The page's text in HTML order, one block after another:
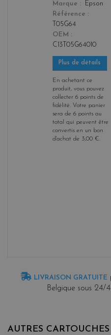
Marque
Epson
Référence
T05G64
OEM
C13T05G64010
Plus de détails
En achetant ce
produit, vous pouvez
collecter 6 points de
fidélité. Votre panier
sera de 6 points au
total qui peuvent être
convertis en un bon
d'achat de 3,00 €.
LIVRAISON GRATUITE
Belgique sous 24/
AUTRES CARTOUCHES